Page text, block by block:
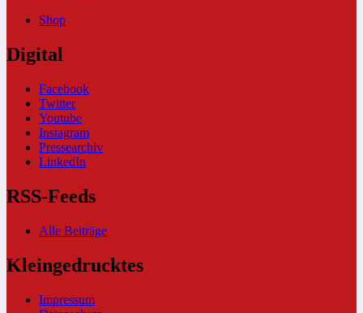
Shop
Digital
Facebook
Twitter
Youtube
Instagram
Pressearchiv
LinkedIn
RSS-Feeds
Alle Beiträge
Kleingedrucktes
Impressum